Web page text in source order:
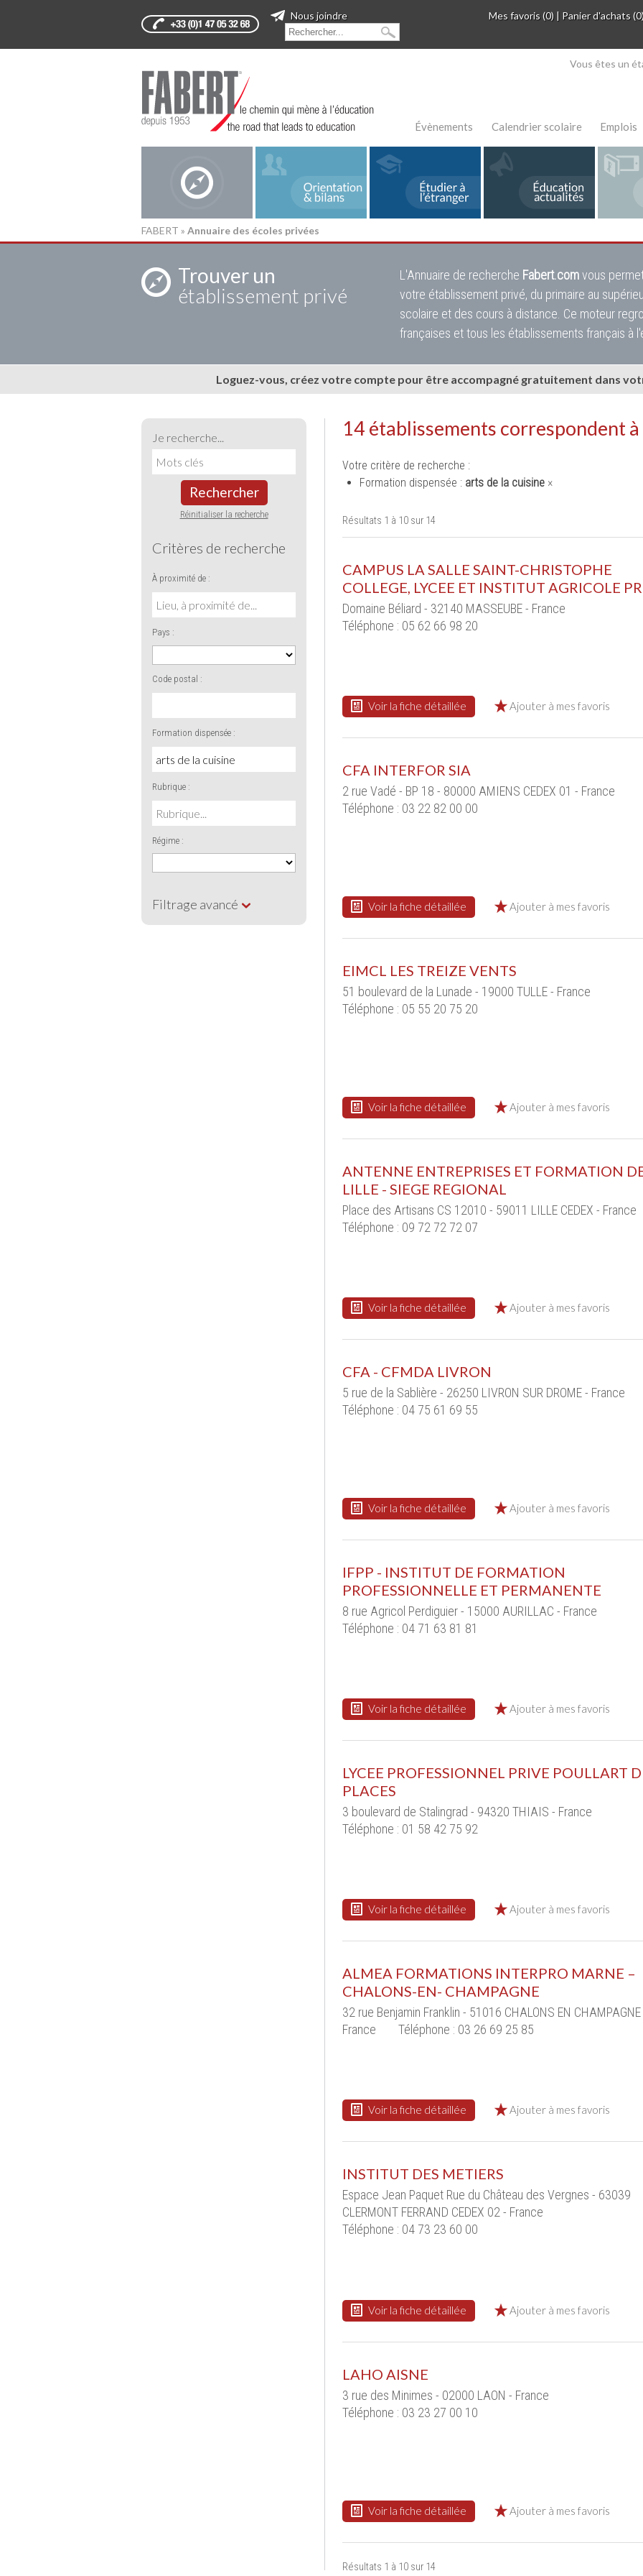
Mes favoris (0) | Panier d'achats
Nous joindre
Vous êtes un
Évènements Calendrier scolaire Emplois
FABERT » Annuaire des écoles privées
Trouver un
établissement privé
L'Annuaire de recherche Fabert.comvous
votre établissement privé, du primaire au
scolaire et des cours à distance. Ce moteur
françaises et tous les établissements français à
Loguez-vous, créez votre compte pour être accompagné gratuitement dans
Je recherche...
Rechercher
Réinitialiser la recherche
Critères de recherche
À proximité de :
Pays :
Code postal :
Formation dispensée :
Rubrique :
Régime :
Filtrage avancé
14 établissements correspondent
Votre critère de recherche :
Formation dispensée : arts de la cuisine ×
Résultats 1 à 10 sur 14
CAMPUS LA SALLE SAINT-CHRISTOPHE
COLLEGE, LYCEE ET INSTITUT AGRICOLE
Domaine Béliard - 32140 MASSEUBE - France
Téléphone : 05 62 66 98 20
Voir la fiche détaillée Ajouter à mes favoris
CFA INTERFOR SIA
2 rue Vadé - BP 18 - 80000 AMIENS CEDEX 01 - France
Téléphone : 03 22 82 00 00
Voir la fiche détaillée Ajouter à mes favoris
EIMCL LES TREIZE VENTS
51 boulevard de la Lunade - 19000 TULLE - France
Téléphone : 05 55 20 75 20
Voir la fiche détaillée Ajouter à mes favoris
ANTENNE ENTREPRISES ET FORMATION
LILLE - SIEGE REGIONAL
Place des Artisans CS 12010 - 59011 LILLE CEDEX - France
Téléphone : 09 72 72 72 07
Voir la fiche détaillée Ajouter à mes favoris
CFA - CFMDA LIVRON
5 rue de la Sablière - 26250 LIVRON SUR DROME - France
Téléphone : 04 75 61 69 55
Voir la fiche détaillée Ajouter à mes favoris
IFPP - INSTITUT DE FORMATION
PROFESSIONNELLE ET PERMANENTE
8 rue Agricol Perdiguier - 15000 AURILLAC - France
Téléphone : 04 71 63 81 81
Voir la fiche détaillée Ajouter à mes favoris
LYCEE PROFESSIONNEL PRIVE POULLART
PLACES
3 boulevard de Stalingrad - 94320 THIAIS - France
Téléphone : 01 58 42 75 92
Voir la fiche détaillée Ajouter à mes favoris
ALMEA FORMATIONS INTERPRO MARNE –
CHALONS-EN- CHAMPAGNE
32 rue Benjamin Franklin - 51016 CHALONS EN
France
Téléphone : 03 26 69 25 85
Voir la fiche détaillée Ajouter à mes favoris
INSTITUT DES METIERS
Espace Jean Paquet Rue du Château des Vergnes - 63039
CLERMONT FERRAND CEDEX 02 - France
Téléphone : 04 73 23 60 00
Voir la fiche détaillée Ajouter à mes favoris
LAHO AISNE
3 rue des Minimes - 02000 LAON - France
Téléphone : 03 23 27 00 10
Voir la fiche détaillée Ajouter à mes favoris
Résultats 1 à 10 sur 14